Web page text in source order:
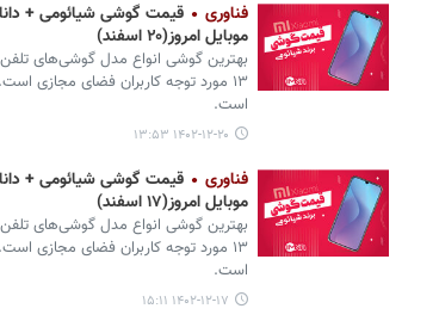
فناوری
قیمت گوشی شیائومی +
موبایل امروز(۲۰ اسفند)
است.
۱۴۰۲-۱۲-۲۰ ۱۳:۵۳
فناوری
قیمت گوشی شیائومی +
موبایل امروز(۱۷ اسفند)
است.
۱۴۰۲-۱۲-۱۷ ۱۵:۱۱